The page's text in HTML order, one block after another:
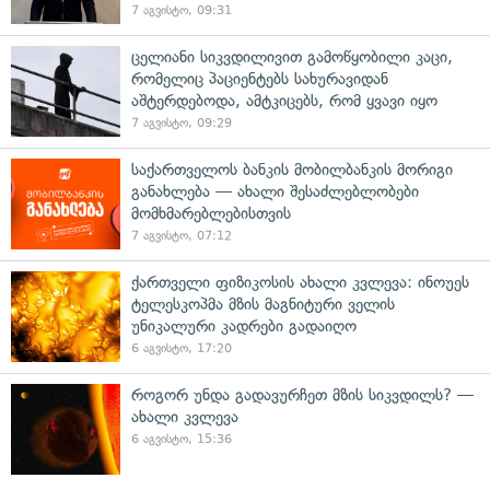
7 აგვისტო, 09:31
ცელიანი სიკვდილივით გამოწყობილი კაცი,
რომელიც პაციენტებს სახურავიდან
აშტერდებოდა, ამტკიცებს, რომ ყვავი იყო
7 აგვისტო, 09:29
საქართველოს ბანკის მობილბანკის მორიგი
განახლება — ახალი შესაძლებლობები
მომხმარებლებისთვის
7 აგვისტო, 07:12
ქართველი ფიზიკოსის ახალი კვლევა: ინოუეს
ტელესკოპმა მზის მაგნიტური ველის
უნიკალური კადრები გადაიღო
6 აგვისტო, 17:20
როგორ უნდა გადავურჩეთ მზის სიკვდილს? —
ახალი კვლევა
6 აგვისტო, 15:36